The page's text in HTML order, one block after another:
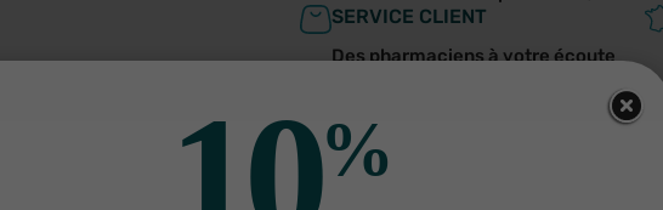
SERVICE CLIENT
Des pharmaciens à votre écoute
Autres produits pour vous
%